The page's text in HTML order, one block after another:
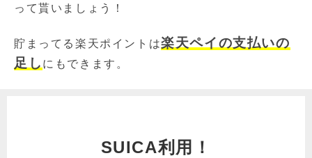
って貰いましょう！
貯まってる楽天ポイントは楽天ペイの支払いの
足し にもできます。
SUICA利用！